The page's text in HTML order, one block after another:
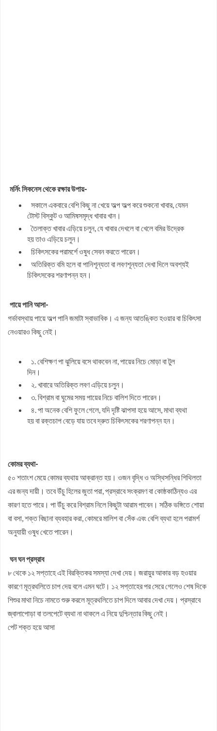
মর্নিং সিকনেস থেকে রক্ষার উপায়-
সকালে একবারে বেশি কিছু না খেয়ে অল্প অল্প করে শুকনো খাবার, যেমন
টোস্ট বিস্কুট ও আমিষসমৃদ্ধ খাবার খান।
তৈলাক্ত খাবার এড়িয়ে চলুন, যে খাবার দেখলে বা খেলে বমির উদ্রেক
হয় তাও এড়িয়ে চলুন।
চিকিৎসকের পরামর্শে ওষুধ সেবন করতে পারেন।
অতিরিক্ত বমি হলে বা পানিশূন্যতা বা লবণশূন্যতা দেখা দিলে অবশ্যই
চিকিৎসকের শরণাপন্ন হন।
পায়ে পানি আসা-
গর্ভাবস্থায় পায়ে অল্প পানি জমাটা স্বাভাবিক। এ জন্য আতঙ্কিত হওয়ার বা চিকিৎসা
নেওয়ারও কিছু নেই।
১. বেশিক্ষণ পা ঝুলিয়ে বসে থাকবেন না, পায়ের নিচে মোড়া বা টুল
দিন।
২. খাবারে অতিরিক্ত লবণ এড়িয়ে চলুন।
৩. বিশ্রাম বা ঘুমের সময় পায়ের নিচে বালিশ দিতে পারেন।
৪. পা অনেক বেশি ফুলে গেলে, যদি দৃষ্টি ঝাপসা হয়ে আসে, মাথা ব্যথা
হয় বা রক্তচাপ বেড়ে যায় তবে দ্রুত চিকিৎসকের শরণাপন্ন হন।
কোমর ব্যথা-
৫০ শতাংশ মেয়ে কোমর ব্যথায় আক্রান্ত হয়। ওজন বৃদ্ধি ও অস্থিসন্ধির শিথিলতা
এর জন্য দায়ী। তবে উঁচু হিলের জুতা পরা, প্রস্রাবে সংক্রমণ বা কোষ্ঠকাঠিন্যও এর
কারণ হতে পারে। পা উঁচু করে বিশ্রাম নিলে কিছুটা আরাম পাবেন। সঠিক ভঙ্গিতে শোয়া
বা বসা, শক্ত বিছানা ব্যবহার করা, কোমরে মালিশ বা সেঁক এবং বেশি ব্যথা হলে পরামর্শ
অনুযায়ী ওষুধ খেতে পারেন।
ঘন ঘন প্রস্রাব
৮ থেকে ১২ সপ্তাহে এই বিরক্তিকর সমস্যা দেখা দেয়। জরায়ুর আকার বড় হওয়ার
কারণে মূত্রথলিতে চাপ দেয় বলে এমন ঘটে। ১২ সপ্তাহের পর সেরে গেলেও শেষ দিকে
শিশুর মাথা নিচে নামতে শুরু করলে মূত্রথলিতে চাপ দিলে আবার দেখা দেয়। প্রস্রাবে
জ্বালাপোড়া বা তলপেটে ব্যথা না থাকলে এ নিয়ে দুশ্চিন্তার কিছু নেই।
পেট শক্ত হয়ে আসা